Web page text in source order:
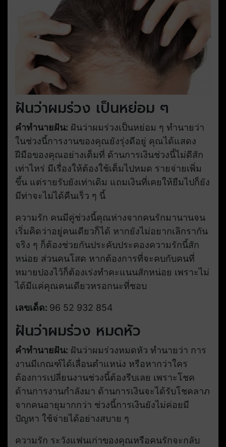
ฝันว่าผมร่วง เป็นหย่อม ๆ
คำทำนายฝัน: ฝันว่าผมร่วงเป็นหย่อม ๆ ทำนายว่า
ในช่วงนี้การงานของคุณยังรุ่งดีอยู่ คุณได้แสดง
ฝีมือของคุณอย่างเต็มที่ ด้านการเงินช่วงนี้ไม่ดีสัก
เท่าไหร่ มีเรื่องให้ต้องใช้เต็มไปหมด รายจ่ายเพิ่ม
ขึ้น แต่รายรับยังเท่าเดิม แถมเงินที่เคยให้ยืมไปก็ยัง
มีท่าจะไม่ได้คืนเร็ว ๆ นี้
ความรัก คนมีคู่ช่วงนี้คุณห่างจากคนรักมานานจน
เริ่มคิดว่าอยู่คนเดียวก็ได้ หากยังไม่อยากเลิกรากัน
จริง ๆ ก็ต้องช่วยกันประคับประคองความรักนี้สัก
หน่อย ส่วนคนโสด หากต้องการที่จะคบกับคนที่
หมายปองไว้ก็ต้องเร่งทำคะแนนสักหน่อย เพราะไม่
ได้มีแค่คุณคนเดียวหรอกนะที่ชอบ
เลขเด็ด: 96 52 932 854
ฝันว่าผมร่วง หมดหัว
คำทำนายฝัน: ฝันว่าผมร่วงหมดหัว ทำนายว่า การ
งานมีเกณฑ์ได้เลื่อนตำแหน่ง หรือหากว่าใคร
ต้องการเปลี่ยนงานช่วงนี้ต้องรีบเลย เพราะโชค
ด้านการงานกำลังมา ด้านการเงินจะได้รับโชคลาภ
จากคนอายุมากกว่า ช่วงนี้การเงินยังไม่ค่อยมี
ปัญหา ใช้จ่ายได้อย่างสบาย ๆ
ความรัก ระวังแฟนเก่าของคุณหรือคนรักจะกลับ